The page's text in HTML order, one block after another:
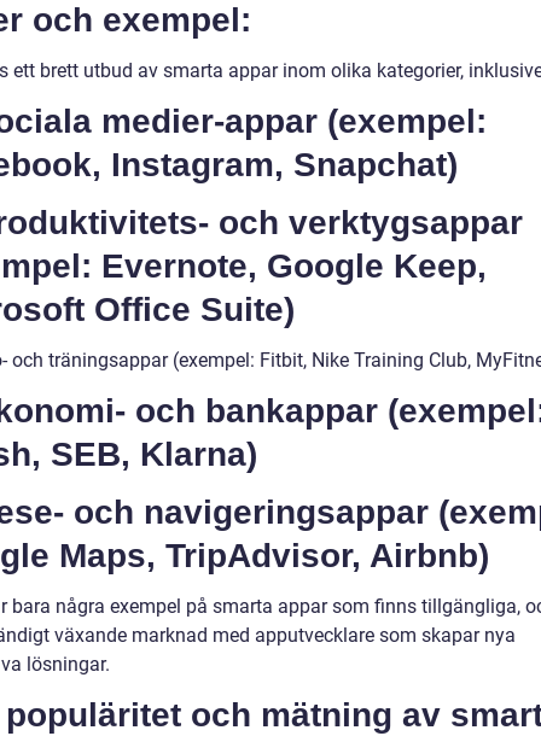
och exempel:
ett brett utbud av smarta appar inom olika kategorier,
medier-appar (exempel:
Instagram, Snapchat)
och verktygsappar
Evernote, Google Keep,
Office Suite)
och träningsappar (exempel: Fitbit, Nike Training Club,
och bankappar
SEB, Klarna)
och navigeringsappar
Maps, TripAdvisor, Airbnb)
bara några exempel på smarta appar som finns tillgängliga,
växande marknad med apputvecklare som skapar nya
lösningar.
populäritet och mätning av